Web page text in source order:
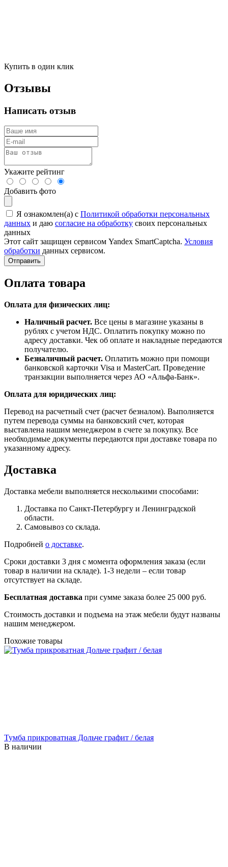
Купить в один клик
Отзывы
Написать отзыв
Укажите рейтинг
Добавить фото
Я ознакомлен(а) с Политикой обработки персональных
данных и даю согласие на обработку своих персональных
данных
Этот сайт защищен сервисом Yandex SmartCaptcha. Условия
обработки данных сервисом.
Отправить
Оплата товара
Оплата для физических лиц:
Наличный расчет. Все цены в магазине указаны в
рублях с учетом НДС. Оплатить покупку можно по
адресу доставки. Чек об оплате и накладные передаются
получателю.
Безналичный расчет. Оплатить можно при помощи
банковской карточки Visa и MasterCart. Проведение
транзакции выполняется через АО «Альфа-Банк».
Оплата для юридических лиц:
Перевод на расчетный счет (расчет безналом). Выполняется
путем перевода суммы на банковский счет, которая
выставлена нашим менеджером в счете за покупку. Все
необходимые документы передаются при доставке товара по
указанному адресу.
Доставка
Доставка мебели выполняется несколькими способами:
Доставка по Санкт-Петербургу и Ленинградской
области.
Самовывоз со склада.
Подробней о доставке.
Сроки доставки 3 дня с момента оформления заказа (если
товар в наличии на складе). 1-3 недели – если товар
отсутствует на складе.
Бесплатная доставка при сумме заказа более 25 000 руб.
Стоимость доставки и подъема на этаж мебели будут названы
нашим менеджером.
Похожие товары
Тумба прикроватная Дольче графит / белая
В наличии